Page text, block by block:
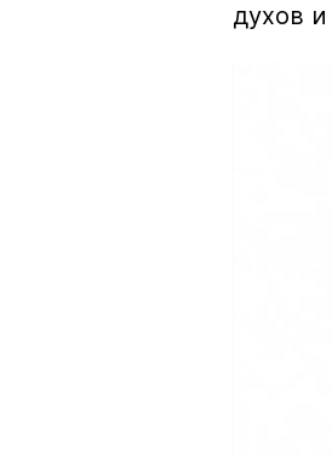
духов